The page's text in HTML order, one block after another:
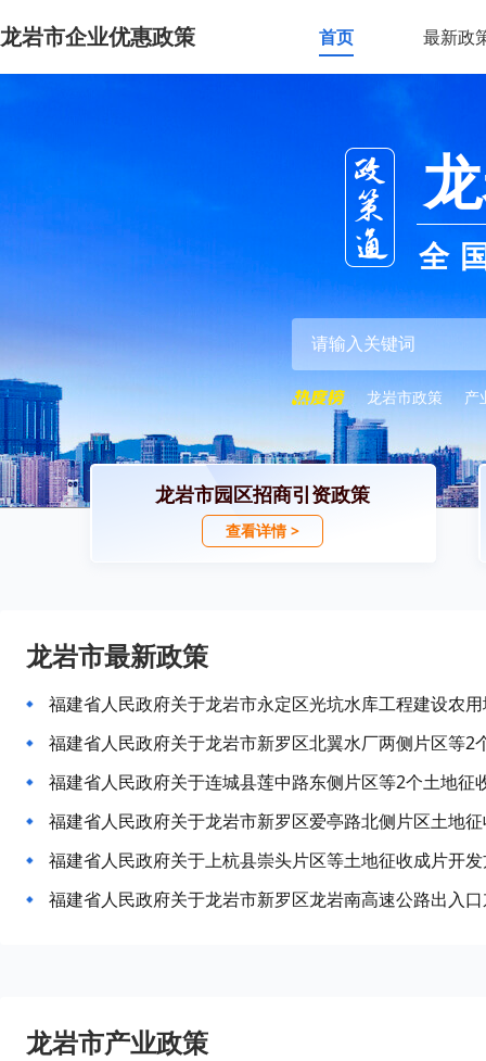
龙岩市企业优惠政策 首页 最新政
全
龙岩市政策 产
龙岩市园区招商引资政策
查看详情 >
龙岩市最新政策
福建省人民政府关于龙岩市永定区光坑水库工程建设农
福建省人民政府关于龙岩市新罗区北翼水厂两侧片区等2
福建省人民政府关于连城县莲中路东侧片区等2个土地征
福建省人民政府关于龙岩市新罗区爱亭路北侧片区土地
福建省人民政府关于上杭县崇头片区等土地征收成片开
龙岩市产业政策